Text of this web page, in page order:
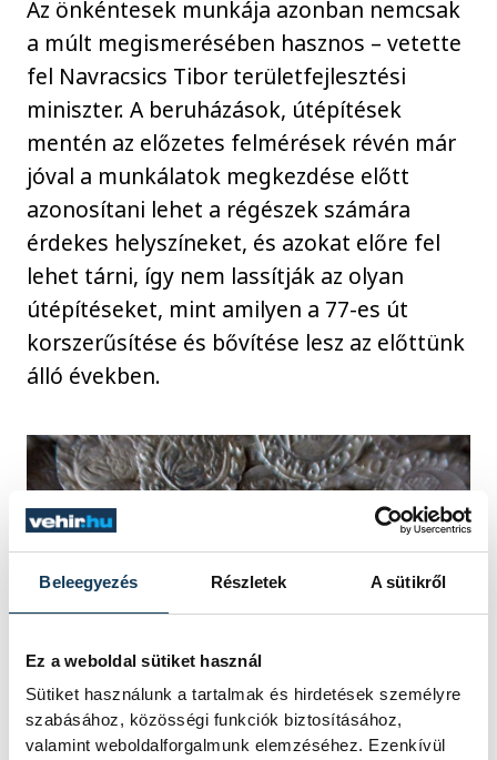
Beleegyezés Részletek A sütikről
Ez a weboldal sütiket használ
Sütiket használunk a tartalmak és hirdetések személyre
szabásához, közösségi funkciók biztosításához,
valamint weboldalforgalmunk elemzéséhez. Ezenkívül
Az önkéntesek munkája azonban nemcsak
a múlt megismerésében hasznos – vetette
fel Navracsics Tibor területfejlesztési
miniszter. A beruházások, útépítések
mentén az előzetes felmérések révén már
jóval a munkálatok megkezdése előtt
azonosítani lehet a régészek számára
érdekes helyszíneket, és azokat előre fel
lehet tárni, így nem lassítják az olyan
útépítéseket, mint amilyen a 77-es út
korszerűsítése és bővítése lesz az előttünk
álló években.